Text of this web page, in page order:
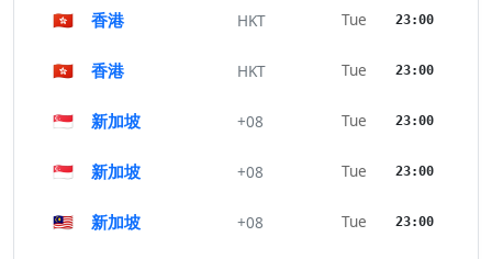
🇭🇰 香港 HKT Tue 23:00
🇭🇰 香港 HKT Tue 23:00
🇸🇬 新加坡 +08 Tue 23:00
🇸🇬 新加坡 +08 Tue 23:00
🇲🇾 新加坡 +08 Tue 23:00